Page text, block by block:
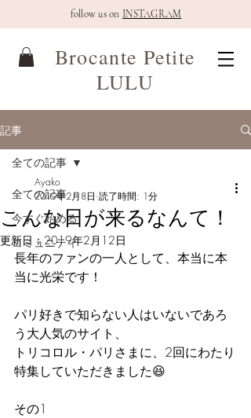
follow us on INSTAGRAM
Brocante Petite
LULU
記事
全ての記事
今すぐ始める
コミュニティ
全ての記事
こんな日が来るなんて！
Ayako
2019年2月8日 読了時間: 1分
更新日： 2019年2月12日
長年のファンの一人として、本当に本
当に光栄です！
パリ好きで知らない人はいないであろ
う大人気のサイト、
トリコロル・パリさまに、2回にわたり
特集していただきました😆
その1